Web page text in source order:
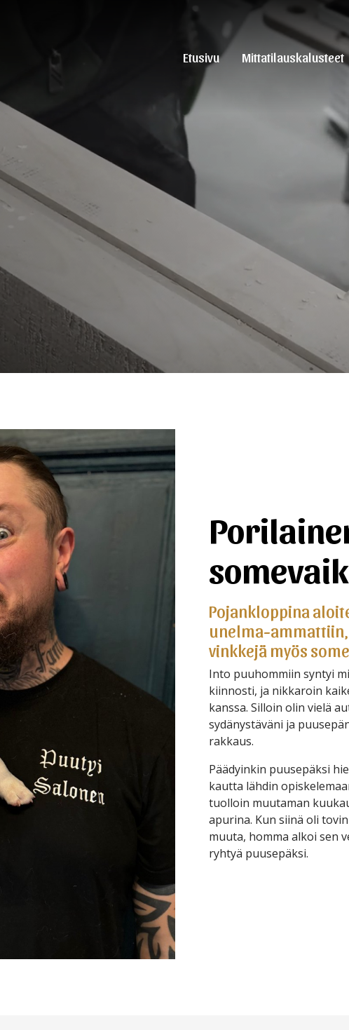
Etusivu Mittatilauskalusteet
Pojankloppina
unelma-ammattiin,
vinkkejä myös
Into puuhommiin syntyi
kiinnosti, ja nikkaroin
kanssa. Silloin olin vielä
sydänystäväni ja
rakkaus.
Päädyinkin puusepäksi
kautta lähdin
tuolloin muutaman
apurina. Kun siinä oli
muuta, homma alkoi sen
ryhtyä puusepäksi.